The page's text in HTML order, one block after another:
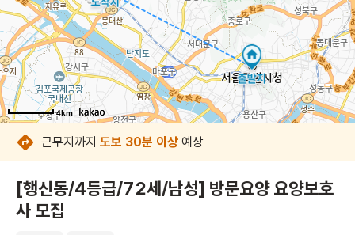
4km
4km
4km
4km
4km
4km
4km
4km
근무지까지 도보 30분 이상 예상
[행신동/4등급/72세/남성] 방문요양 요양보호
사 모집